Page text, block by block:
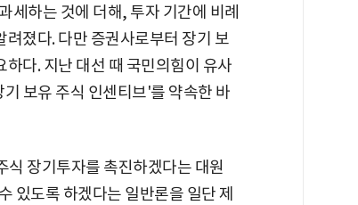
세하는 것에 더해, 투자 기간에 비례
졌다. 다만 증권사로부터 장기 보
다. 지난 대선 때 국민의힘이 유사
보유 주식 인센티브'를 약속한 바
장기투자를 촉진하겠다는 대원
있도록 하겠다는 일반론을 일단 제